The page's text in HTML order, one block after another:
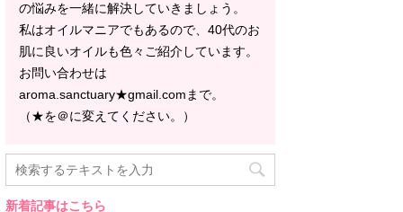
の悩みを一緒に解決していきましょう。
私はオイルマニアでもあるので、40代のお
肌に良いオイルも色々ご紹介しています。
お問い合わせは
aroma.sanctuary★gmail.comまで。
（★を＠に変えてください。）
新着記事はこちら